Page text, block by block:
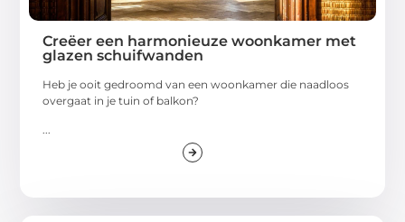
Creëer een harmonieuze woonkamer met
glazen schuifwanden
Heb je ooit gedroomd van een woonkamer die naadloos
overgaat in je tuin of balkon?
...